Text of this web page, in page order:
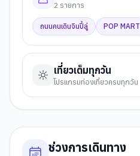
2 รายการ
ถนนคนเดินจินปี้ลู่ POP MART
เที่ยวเต็มทุกวัน
โปรแกรมท่องเที่ยวครบทุกวัน
ช่วงการเดินทาง